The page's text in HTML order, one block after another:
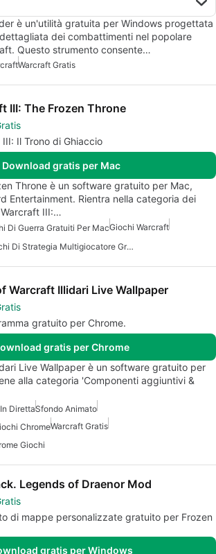
è un'utilità gratuita per Windows progettata
dei combattimenti nel popolare
Questo strumento consente…
Warcraft Gratis
III: The Frozen Throne
Il Trono di Ghiaccio
Download gratis per Mac
Throne è un software gratuito per Mac,
Entertainment. Rientra nella categoria dei
III:…
Di Guerra Gratuiti Per MacGiochi Warcraft
Giochi Di Strategia Multigiocatore Gratuiti
Warcraft Illidari Live Wallpaper
gratuito per Chrome.
gratis per Chrome
Live Wallpaper è un software gratuito per
alla categoria 'Componenti aggiuntivi &
DirettaSfondo Animato
ChromeWarcraft Gratis
Giochi
Legends of Draenor Mod
di mappe personalizzate gratuito per Frozen
gratis per Windows